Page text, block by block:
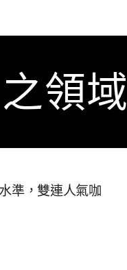
領域
準，雙連人氣咖